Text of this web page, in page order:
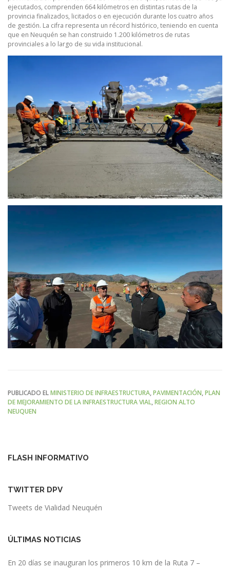
ejecutados, comprenden 664 kilómetros en distintas rutas de la
provincia finalizados, licitados o en ejecución durante los cuatro años
de gestión. La cifra representa un récord histórico, teniendo en cuenta
que en Neuquén se han construido 1.200 kilómetros de rutas
provinciales a lo largo de su vida institucional.
PUBLICADO ELMINISTERIO DE INFRAESTRUCTURA,PAVIMENTACIÓN,PLAN
DE MEJORAMIENTO DE LA INFRAESTRUCTURA VIAL,REGION ALTO
NEUQUEN
FLASH INFORMATIVO
TWITTER DPV
Tweets de Vialidad Neuquén
ÚLTIMAS NOTICIAS
En 20 días se inauguran los primeros 10 km de la Ruta 7 –